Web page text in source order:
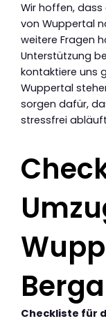
Wir hoffen, dass
von Wuppertal
weitere Fragen
Unterstützung
kontaktiere uns
Wuppertal
sorgen dafür,
stressfrei
Checkliste für